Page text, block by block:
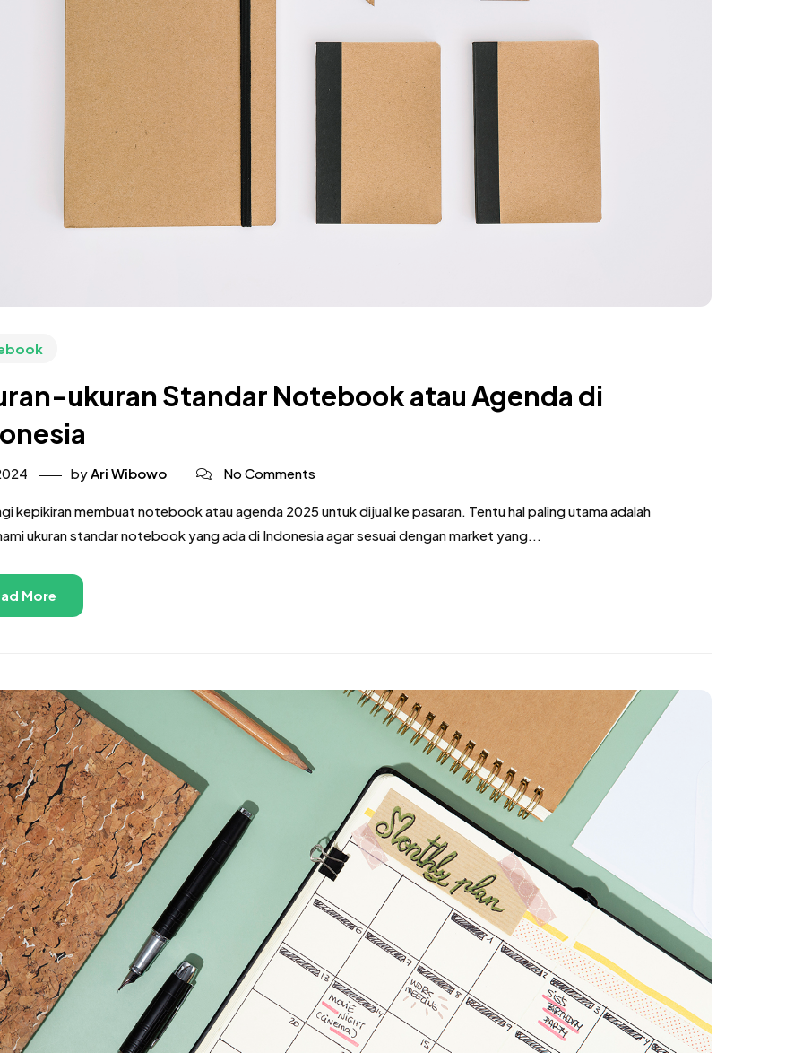
ukuran Standar Notebook atau Agenda di
byAri Wibowo No Comments
kepikiran membuat notebook atau agenda 2025 untuk dijual ke pasaran. Tentu hal paling utama adalah
ukuran standar notebook yang ada di Indonesia agar sesuai dengan market yang...
More